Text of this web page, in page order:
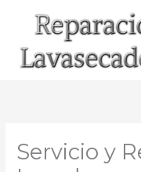
Servicio y